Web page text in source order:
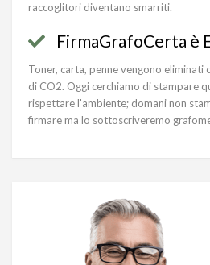
raccoglitori diventano smarriti.
FirmaGrafoCerta è
Toner, carta, penne vengono eliminati
di CO2. Oggi cerchiamo di stampare
rispettare l'ambiente; domani non
firmare ma lo sottoscriveremo